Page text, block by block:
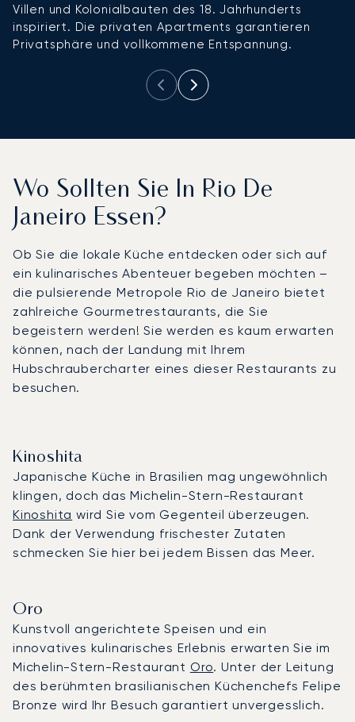
Villen und Kolonialbauten des 18. Jahrhunderts
inspiriert. Die privaten Apartments garantieren
Privatsphäre und vollkommene Entspannung.
Wo Sollten Sie In Rio De
Janeiro Essen?
Ob Sie die lokale Küche entdecken oder sich auf
ein kulinarisches Abenteuer begeben möchten –
die pulsierende Metropole Rio de Janeiro bietet
zahlreiche Gourmetrestaurants, die Sie
begeistern werden! Sie werden es kaum erwarten
können, nach der Landung mit Ihrem
Hubschraubercharter eines dieser Restaurants zu
besuchen.
Kinoshita
Japanische Küche in Brasilien mag ungewöhnlich
klingen, doch das Michelin-Stern-Restaurant
Kinoshita wird Sie vom Gegenteil überzeugen.
Dank der Verwendung frischester Zutaten
schmecken Sie hier bei jedem Bissen das Meer.
Oro
Kunstvoll angerichtete Speisen und ein
innovatives kulinarisches Erlebnis erwarten Sie im
Michelin-Stern-Restaurant Oro. Unter der Leitung
des berühmten brasilianischen Küchenchefs Felipe
Bronze wird Ihr Besuch garantiert unvergesslich.